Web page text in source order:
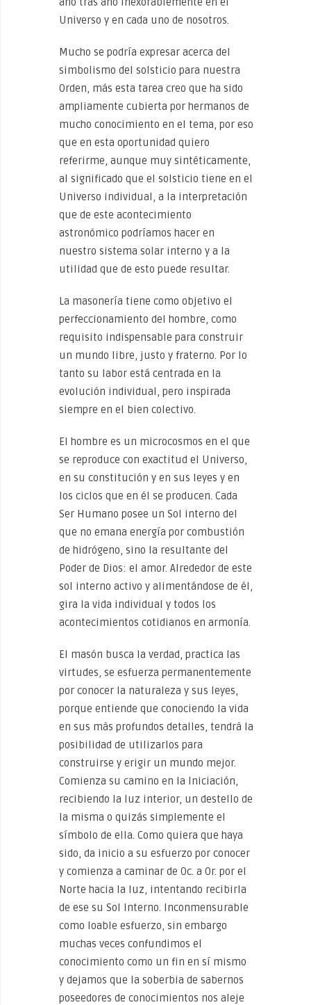
Universo y en cada uno de nosotros.
Mucho se podría expresar acerca del
simbolismo del solsticio para nuestra
Orden, más esta tarea creo que ha sido
ampliamente cubierta por hermanos de
mucho conocimiento en el tema, por eso
que en esta oportunidad quiero
referirme, aunque muy sintéticamente,
al significado que el solsticio tiene en el
Universo individual, a la interpretación
que de este acontecimiento
astronómico podríamos hacer en
nuestro sistema solar interno y a la
utilidad que de esto puede resultar.
La masonería tiene como objetivo el
perfeccionamiento del hombre, como
requisito indispensable para construir
un mundo libre, justo y fraterno. Por lo
tanto su labor está centrada en la
evolución individual, pero inspirada
siempre en el bien colectivo.
El hombre es un microcosmos en el que
se reproduce con exactitud el Universo,
en su constitución y en sus leyes y en
los ciclos que en él se producen. Cada
Ser Humano posee un Sol interno del
que no emana energía por combustión
de hidrógeno, sino la resultante del
Poder de Dios: el amor. Alrededor de este
sol interno activo y alimentándose de él,
gira la vida individual y todos los
acontecimientos cotidianos en armonía.
El masón busca la verdad, practica las
virtudes, se esfuerza permanentemente
por conocer la naturaleza y sus leyes,
porque entiende que conociendo la vida
en sus más profundos detalles, tendrá la
posibilidad de utilizarlos para
construirse y erigir un mundo mejor.
Comienza su camino en la Iniciación,
recibiendo la luz interior, un destello de
la misma o quizás simplemente el
símbolo de ella. Como quiera que haya
sido, da inicio a su esfuerzo por conocer
y comienza a caminar de Oc. a Or. por el
Norte hacia la luz, intentando recibirla
de ese su Sol Interno. Inconmensurable
como loable esfuerzo, sin embargo
muchas veces confundimos el
conocimiento como un fin en sí mismo
y dejamos que la soberbia de sabernos
poseedores de conocimientos nos aleje